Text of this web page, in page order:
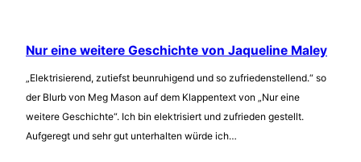
Nur eine weitere Geschichte von Jaqueline Maley
„Elektrisierend, zutiefst beunruhigend und so zufriedenstellend.“ so
der Blurb von Meg Mason auf dem Klappentext von „Nur eine
weitere Geschichte“. Ich bin elektrisiert und zufrieden gestellt.
Aufgeregt und sehr gut unterhalten würde ich…